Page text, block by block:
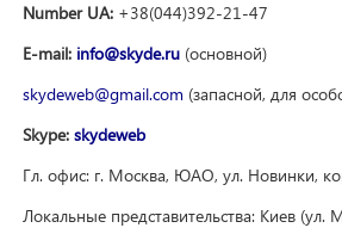
Number UA: +38(044)392-21-47
E-mail: info@skyde.ru (основной)
skydeweb@gmail.com (запасной, для
Skype: skydeweb
Гл. офис: г. Москва, ЮАО, ул. Новинки,
Локальные представительства: Киев